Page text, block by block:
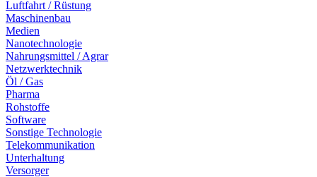
Luftfahrt / Rüstung
Maschinenbau
Medien
Nanotechnologie
Nahrungsmittel / Agrar
Netzwerktechnik
Öl / Gas
Pharma
Rohstoffe
Software
Sonstige Technologie
Telekommunikation
Unterhaltung
Versorger